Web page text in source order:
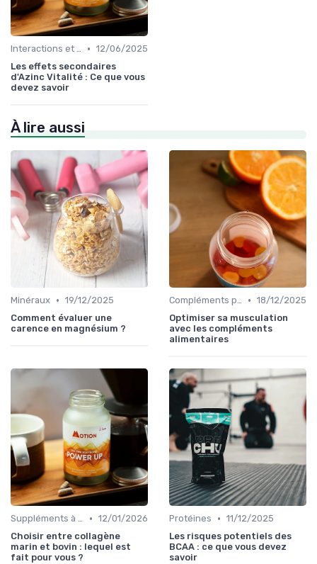
Interactions et contre-indications • 12/06/2025
Les effets secondaires
d'Azinc Vitalité : Ce que vous
devez savoir
À lire aussi
Minéraux • 19/12/2025
Comment évaluer une
carence en magnésium ?
Compléments pour sportifs • 18/12/2025
Optimiser sa musculation
avec les compléments
alimentaires
Suppléments à base de plantes • 12/01/2026
Choisir entre collagène
marin et bovin : lequel est
fait pour vous ?
Protéines • 11/12/2025
Les risques potentiels des
BCAA : ce que vous devez
savoir